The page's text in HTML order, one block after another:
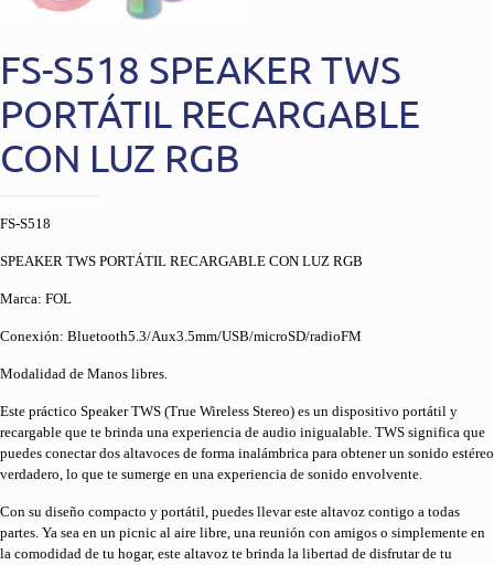
FS-S518 SPEAKER TWS
PORTÁTIL RECARGABLE
CON LUZ RGB
FS-S518
SPEAKER TWS PORTÁTIL RECARGABLE CON LUZ RGB
Marca: FOL
Conexión: Bluetooth5.3/Aux3.5mm/USB/microSD/radioFM
Modalidad de Manos libres.
Este práctico Speaker TWS (True Wireless Stereo) es un dispositivo portátil y
recargable que te brinda una experiencia de audio inigualable. TWS significa que
puedes conectar dos altavoces de forma inalámbrica para obtener un sonido estéreo
verdadero, lo que te sumerge en una experiencia de sonido envolvente.
Con su diseño compacto y portátil, puedes llevar este altavoz contigo a todas
partes. Ya sea en un picnic al aire libre, una reunión con amigos o simplemente en
la comodidad de tu hogar, este altavoz te brinda la libertad de disfrutar de tu